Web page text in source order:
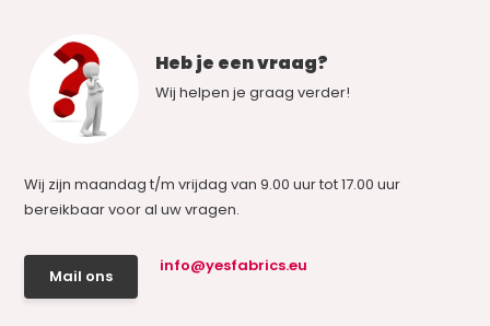
Heb je een vraag?
Wij helpen je graag verder!
Wij zijn maandag t/m vrijdag van 9.00 uur tot 17.00 uur
bereikbaar voor al uw vragen.
Mail ons
info@yesfabrics.eu